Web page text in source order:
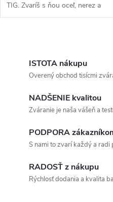
TIG. Zvaríš s ňou oceľ, nerez a
hliník ✅.
ISTOTA nákupu
Overený obchod tisícmi
NADŠENIE kvalitou
Zváranie je naša vášeň a
PODPORA
S nami to zvarí každý a radi
RADOSŤ z nákupu
Rýchlosť dodania a kvalita